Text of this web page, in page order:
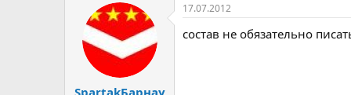
SpartakБарнау
17.07.2012
состав не обязательно